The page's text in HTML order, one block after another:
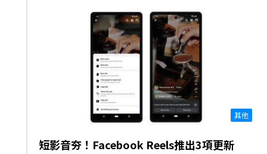
其他
短影音夯！Facebook Reels推出3項更新